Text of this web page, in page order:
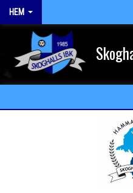
HEM